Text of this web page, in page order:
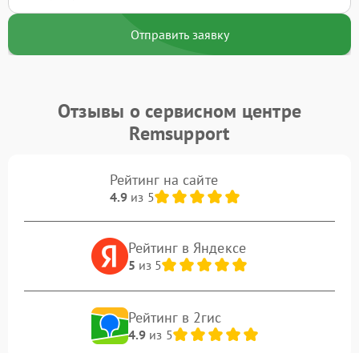
Отправить заявку
Отзывы о сервисном центре
Remsupport
Рейтинг на сайте
4.9из 5
Рейтинг в Яндексе
5 из 5
Рейтинг в 2гис
4.9из 5